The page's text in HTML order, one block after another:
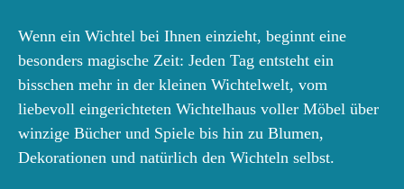
Wenn ein Wichtel bei Ihnen einzieht, beginnt eine
besonders magische Zeit: Jeden Tag entsteht ein
bisschen mehr in der kleinen Wichtelwelt, vom
liebevoll eingerichteten Wichtelhaus voller Möbel über
winzige Bücher und Spiele bis hin zu Blumen,
Dekorationen und natürlich den Wichteln selbst.